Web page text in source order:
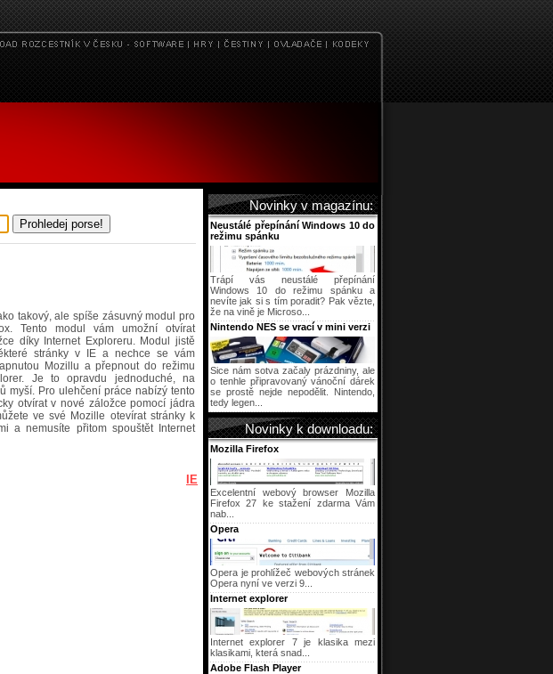
takový, ale spíše zásuvný modul pro
Tento modul vám umožní otvírat
díky Internet Exploreru. Modul jistě
stránky v IE a nechce se vám
Mozillu a přepnout do režimu
Je to opravdu jednoduché, na
myší. Pro ulehčení práce nabízý tento
otvírat v nové záložce pomocí jádra
ve své Mozille otevírat stránky k
a nemusíte přitom spouštět Internet
IE
Novinky v magazínu:
Neustálé přepínání Windows 10 do
režimu spánku
Trápí vás neustálé přepínání
Windows 10 do režimu spánku a
nevíte jak si s tím poradit? Pak vězte,
že na vině je Microso...
Nintendo NES se vrací v mini verzi
Sice nám sotva začaly prázdniny, ale
o tenhle připravovaný vánoční dárek
se prostě nejde nepodělit. Nintendo,
tedy legen...
Novinky k downloadu:
Mozilla Firefox
Excelentní webový browser Mozilla
Firefox 27 ke stažení zdarma Vám
nab...
Opera
Opera je prohlížeč webových stránek
Opera nyní ve verzi 9...
Internet explorer
Internet explorer 7 je klasika mezi
klasikami, která snad...
Adobe Flash Player